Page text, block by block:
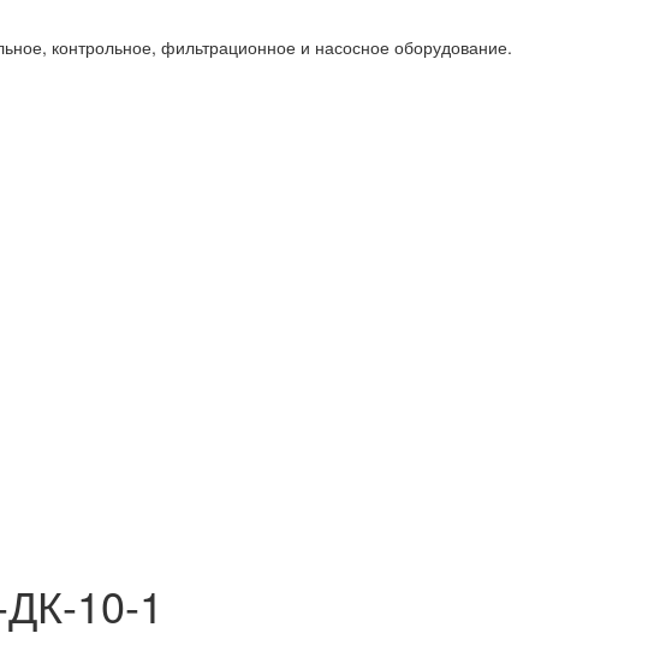
контрольное, фильтрационное и насосное оборудование.
10-1